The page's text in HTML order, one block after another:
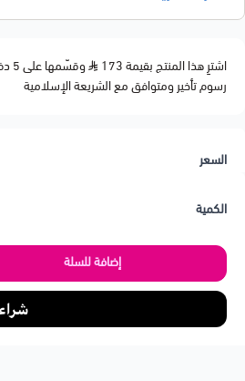
اشترِ هذا المنتج بقيمة 173
رسوم تأخير ومتوافق مع الشريعة الإسلامية
السعر
الكمية
إضافة للسلة